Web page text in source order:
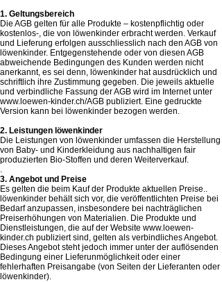
1. Geltungsbereich
Die AGB gelten für alle Produkte – kostenpflichtig oder
kostenlos-, die von löwenkinder erbracht werden. Verkauf
und Lieferung erfolgen ausschliesslich nach den AGB von
löwenkinder. Entgegenstehende oder von diesen AGB
abweichende Bedingungen des Kunden werden nicht
anerkannt, es sei denn, löwenkinder hat ausdrücklich und
schriftlich ihre Zustimmung gegeben. Die jeweils aktuelle
und verbindliche Fassung der AGB wird im Internet unter
www.loewen-kinder.ch/AGB publiziert. Eine gedruckte
Version kann bei löwenkinder bezogen werden.
2. Leistungen löwenkinder
Die Leistungen von löwenkinder umfassen die Herstellung
von Baby- und Kinderkleidung aus nachhaltigen fair
produzierten Bio-Stoffen und deren Weiterverkauf.
3. Angebot und Preise
Es gelten die beim Kauf der Produkte aktuellen Preise..
löwenkinder behält sich vor, die veröffentlichten Preise bei
Bedarf anzupassen, insbesondere bei nachträglichen
Preiserhöhungen von Materialien. Die Produkte und
Dienstleistungen, die auf der Website www.loewen-
kinder.ch publiziert sind, gelten als verbindliches Angebot.
Dieses Angebot steht jedoch immer unter der auflösenden
Bedingung einer Lieferunmöglichkeit oder einer
fehlerhaften Preisangabe (von Seiten der Lieferanten oder
löwenkinder).